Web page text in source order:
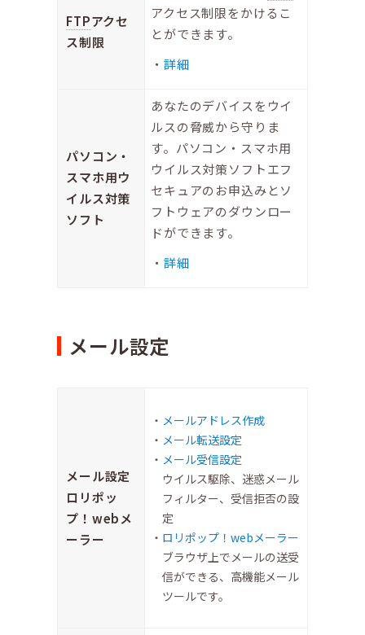
FTPアクセ
ス制限
アクセス制限をかけるこ
とができます。
詳細
パソコン・
スマホ用ウ
イルス対策
ソフト
あなたのデバイスをウイ
ルスの脅威から守りま
す。パソコン・スマホ用
ウイルス対策ソフトエフ
セキュアのお申込みとソ
フトウェアのダウンロー
ドができます。
詳細
メール設定
メール設定
ロリポッ
プ！webメ
ーラー
メールアドレス作成
メール転送設定
メール受信設定
ウイルス駆除、迷惑メール
フィルター、受信拒否の設
定
ロリポップ！webメーラー
ブラウザ上でメールの送受
信ができる、高機能メール
ツールです。